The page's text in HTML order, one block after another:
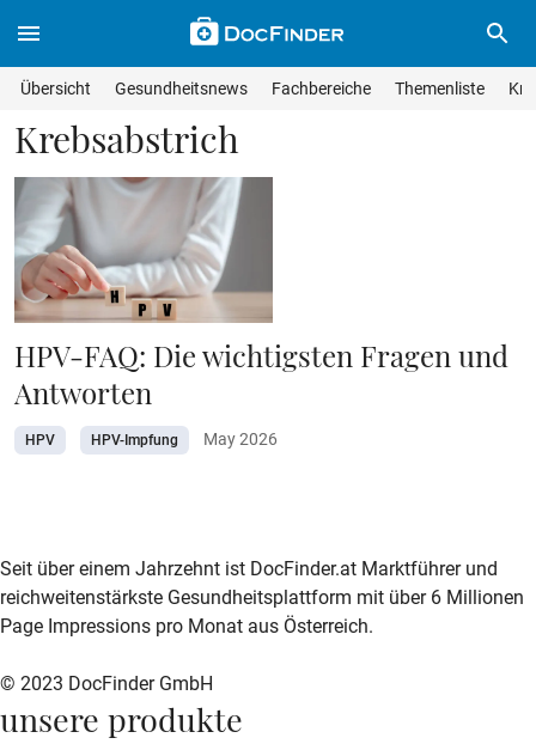
Übersicht Gesundheitsnews Fachbereiche ThemenlisteSuche
Krebsabstrich
HPV-FAQ: Die wichtigsten Fragen und
Antworten
HPV HPV-Impfung May 2026
zur DocFinder-Startseite
logo icon
Seit über einem Jahrzehnt ist DocFinder.at Marktführer und
reichweitenstärkste Gesundheitsplattform mit über 6 Millionen
Page Impressions pro Monat aus Österreich.
© 2023 DocFinder GmbH
unsere produkte